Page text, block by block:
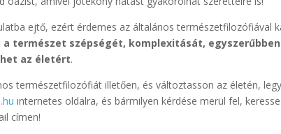
ejtő, ezért érdemes az általános természetfilozófiával
a természet szépségét, komplexitását,
az életért.
természetfilozófiát illetően, és változtasson az életén,
internetes oldalra, és bármilyen kérdése merül fel,
címen!